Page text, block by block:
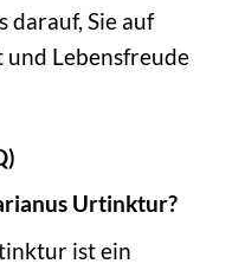
darauf, Sie auf
Lebensfreude
Urtinktur?
ist ein